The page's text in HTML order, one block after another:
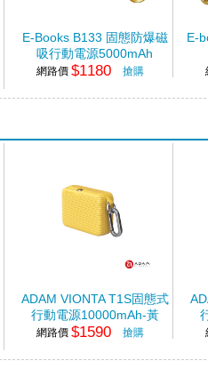
E-Books B133 固態防爆磁
吸行動電源5000mAh
網路價 $1180 搶購
E-
ADAM VIONTA T1S固態式
行動電源10000mAh-黃
網路價 $1590 搶購